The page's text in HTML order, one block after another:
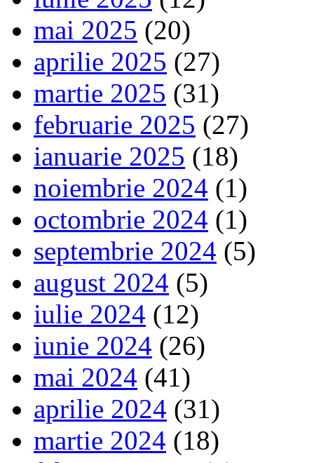
mai 2025 (20)
aprilie 2025 (27)
martie 2025 (31)
februarie 2025 (27)
ianuarie 2025 (18)
noiembrie 2024 (1)
octombrie 2024 (1)
septembrie 2024 (5)
august 2024 (5)
iulie 2024 (12)
iunie 2024 (26)
mai 2024 (41)
aprilie 2024 (31)
martie 2024 (18)